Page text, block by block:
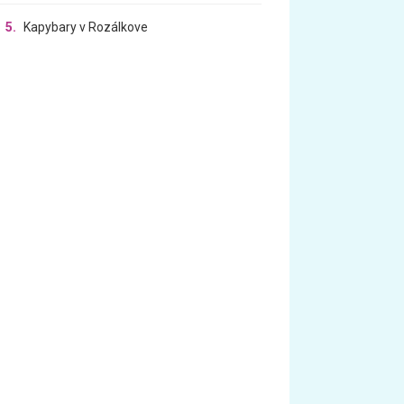
5. Kapybary v Rozálkove